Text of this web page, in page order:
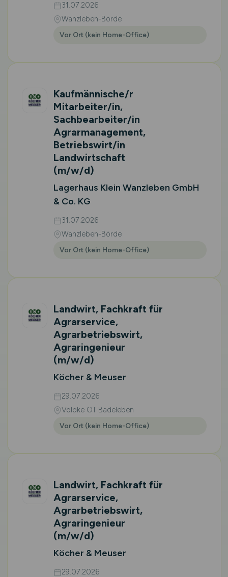
31.07.2026
Wanzleben-Börde
Vor Ort (kein Home-Office)
Kaufmännische/r
Mitarbeiter/in,
Sachbearbeiter/in
Agrarmanagement,
Betriebswirt/in
Landwirtschaft
(m/w/d)
Lagerhaus Klein Wanzleben GmbH
& Co. KG
31.07.2026
Wanzleben-Börde
Vor Ort (kein Home-Office)
Landwirt, Fachkraft für
Agrarservice,
Agrarbetriebswirt,
Agraringenieur
(m/w/d)
Köcher & Meuser
29.07.2026
Völpke OT Badeleben
Vor Ort (kein Home-Office)
Landwirt, Fachkraft für
Agrarservice,
Agrarbetriebswirt,
Agraringenieur
(m/w/d)
Köcher & Meuser
29.07.2026